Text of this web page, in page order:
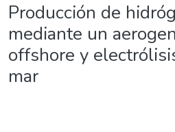
Producción de
mediante un
offshore y
mar